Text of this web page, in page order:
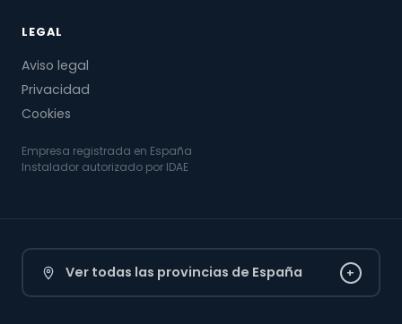
LEGAL
Aviso legal
Privacidad
Cookies
Empresa registrada en España
Instalador autorizado por IDAE
Ver todas las provincias de España +